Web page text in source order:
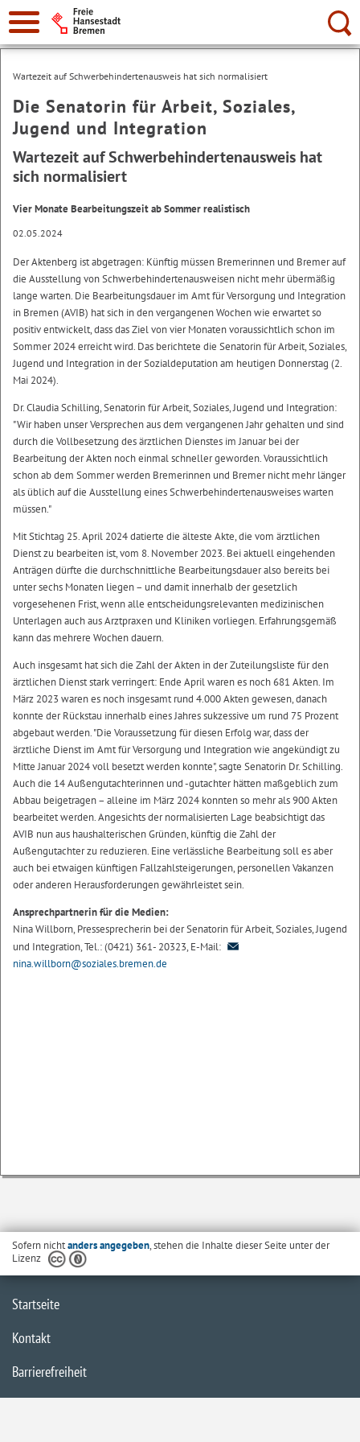
Suche:
Wartezeit auf Schwerbehindertenausweis hat sich normalisiert
Die Senatorin für Arbeit, Soziales,
Jugend und Integration
Wartezeit auf Schwerbehindertenausweis hat
sich normalisiert
Vier Monate Bearbeitungszeit ab Sommer realistisch
02.05.2024
Der Aktenberg ist abgetragen: Künftig müssen Bremerinnen und Bremer auf
die Ausstellung von Schwerbehindertenausweisen nicht mehr übermäßig
lange warten. Die Bearbeitungsdauer im Amt für Versorgung und Integration
in Bremen (AVIB) hat sich in den vergangenen Wochen wie erwartet so
positiv entwickelt, dass das Ziel von vier Monaten voraussichtlich schon im
Sommer 2024 erreicht wird. Das berichtete die Senatorin für Arbeit, Soziales,
Jugend und Integration in der Sozialdeputation am heutigen Donnerstag (2.
Mai 2024).
Dr. Claudia Schilling, Senatorin für Arbeit, Soziales, Jugend und Integration:
"Wir haben unser Versprechen aus dem vergangenen Jahr gehalten und sind
durch die Vollbesetzung des ärztlichen Dienstes im Januar bei der
Bearbeitung der Akten noch einmal schneller geworden. Voraussichtlich
schon ab dem Sommer werden Bremerinnen und Bremer nicht mehr länger
als üblich auf die Ausstellung eines Schwerbehindertenausweises warten
müssen."
Mit Stichtag 25. April 2024 datierte die älteste Akte, die vom ärztlichen
Dienst zu bearbeiten ist, vom 8. November 2023. Bei aktuell eingehenden
Anträgen dürfte die durchschnittliche Bearbeitungsdauer also bereits bei
unter sechs Monaten liegen – und damit innerhalb der gesetzlich
vorgesehenen Frist, wenn alle entscheidungsrelevanten medizinischen
Unterlagen auch aus Arztpraxen und Kliniken vorliegen. Erfahrungsgemäß
kann das mehrere Wochen dauern.
Auch insgesamt hat sich die Zahl der Akten in der Zuteilungsliste für den
ärztlichen Dienst stark verringert: Ende April waren es noch 681 Akten. Im
März 2023 waren es noch insgesamt rund 4.000 Akten gewesen, danach
konnte der Rückstau innerhalb eines Jahres sukzessive um rund 75 Prozent
abgebaut werden. "Die Voraussetzung für diesen Erfolg war, dass der
ärztliche Dienst im Amt für Versorgung und Integration wie angekündigt zu
Mitte Januar 2024 voll besetzt werden konnte", sagte Senatorin Dr. Schilling.
Auch die 14 Außengutachterinnen und -gutachter hätten maßgeblich zum
Abbau beigetragen – alleine im März 2024 konnten so mehr als 900 Akten
bearbeitet werden. Angesichts der normalisierten Lage beabsichtigt das
AVIB nun aus haushalterischen Gründen, künftig die Zahl der
Außengutachter zu reduzieren. Eine verlässliche Bearbeitung soll es aber
auch bei etwaigen künftigen Fallzahlsteigerungen, personellen Vakanzen
oder anderen Herausforderungen gewährleistet sein.
Ansprechpartnerin für die Medien:
Nina Willborn, Pressesprecherin bei der Senatorin für Arbeit, Soziales, Jugend
und Integration, Tel.: (0421) 361- 20323, E-Mail:
nina.willborn@soziales.bremen.de
Sofern nichtanders angegeben, stehen die Inhalte dieser Seite unter der
Lizenz
Startseite
Kontakt
Barrierefreiheit